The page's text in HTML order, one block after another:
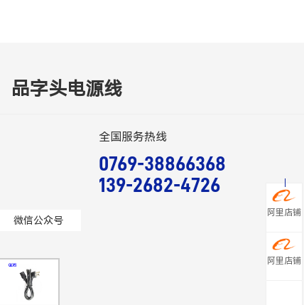
品字头电源线
微信公众号
全国服务热线
0769-38866368
139-2682-4726
阿里店铺
阿里店铺